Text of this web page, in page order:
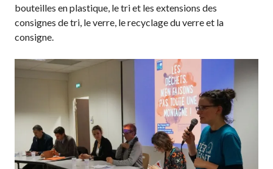
bouteilles en plastique, le tri et les extensions des
consignes de tri, le verre, le recyclage du verre et la
consigne.